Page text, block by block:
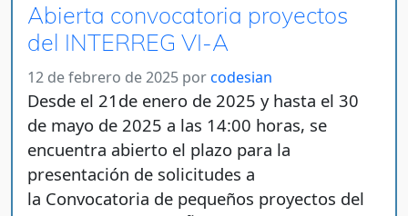
Abierta convocatoria proyectos
del INTERREG VI-A
12 de febrero de 2025 por codesian
Desde el 21de enero de 2025 y hasta el 30
de mayo de 2025 a las 14:00 horas, se
encuentra abierto el plazo para la
presentación de solicitudes a
la Convocatoria de pequeños proyectos del